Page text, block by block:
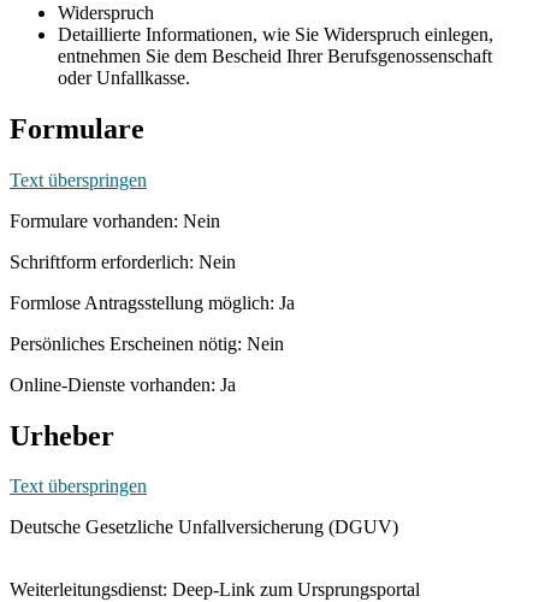
Widerspruch
Detaillierte Informationen, wie Sie Widerspruch einlegen,
entnehmen Sie dem Bescheid Ihrer Berufsgenossenschaft
oder Unfallkasse.
Formulare
Text überspringen
Formulare vorhanden: Nein
Schriftform erforderlich: Nein
Formlose Antragsstellung möglich: Ja
Persönliches Erscheinen nötig: Nein
Online-Dienste vorhanden: Ja
Urheber
Text überspringen
Deutsche Gesetzliche Unfallversicherung (DGUV)
Weiterleitungsdienst: Deep-Link zum Ursprungsportal